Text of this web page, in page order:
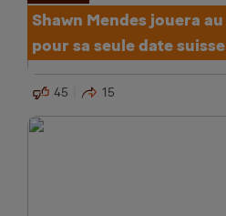
Shawn Mendes jouera
pour sa seule date suisse
45 15